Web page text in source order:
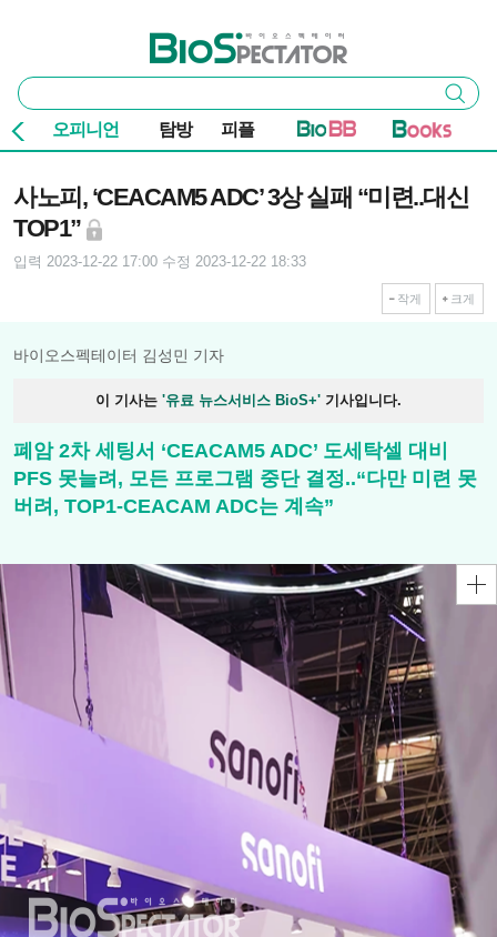
바이오스펙테이터
통
합
검
색
검색
오피니언 탐방 피플
사노피, ‘CEACAM5 ADC’ 3상 실패 “미련..대신
TOP1”
입력 2023-12-22 17:00 수정 2023-12-22 18:33
작게 크게
바이오스펙테이터 김성민 기자
이 기사는 '유료 뉴스서비스 BioS+' 기사입니다.
폐암 2차 세팅서 ‘CEACAM5 ADC’ 도세탁셀 대비
PFS 못늘려, 모든 프로그램 중단 결정..“다만 미련 못
버려, TOP1-CEACAM ADC는 계속”